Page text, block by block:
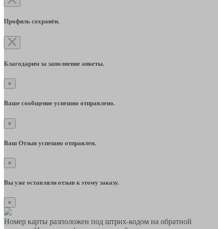
Профиль сохранён.
Благодарим за заполнение анкеты.
×
Ваше сообщение успешно отправлено.
×
Ваш Отзыв успешно отправлен.
×
Вы уже оставляли отзыв к этому заказу.
×
Номер карты разположен под штрих-кодом на обратной